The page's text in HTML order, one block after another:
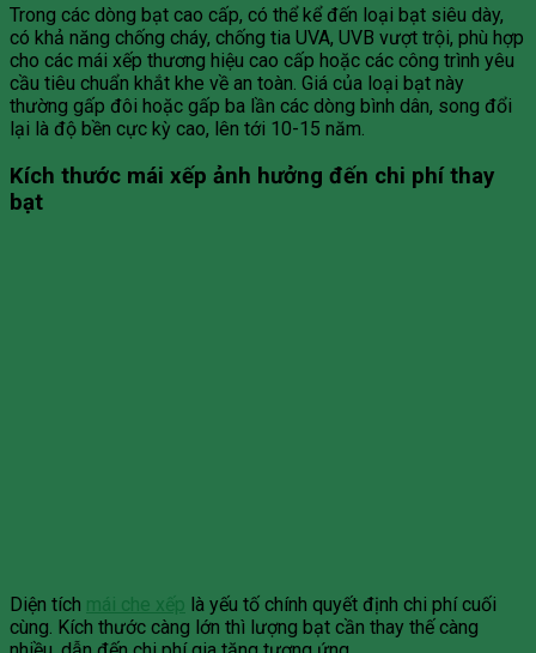
Trong các dòng bạt cao cấp, có thể kể đến loại bạt siêu dày,
có khả năng chống cháy, chống tia UVA, UVB vượt trội, phù hợp
cho các mái xếp thương hiệu cao cấp hoặc các công trình yêu
cầu tiêu chuẩn khắt khe về an toàn. Giá của loại bạt này
thường gấp đôi hoặc gấp ba lần các dòng bình dân, song đổi
lại là độ bền cực kỳ cao, lên tới 10-15 năm.
Kích thước mái xếp ảnh hưởng đến chi phí thay
bạt
Diện tích mái che xếp là yếu tố chính quyết định chi phí cuối
cùng. Kích thước càng lớn thì lượng bạt cần thay thế càng